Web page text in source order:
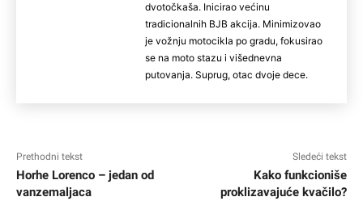
dvotočkaša. Inicirao većinu
tradicionalnih BJB akcija. Minimizovao
je vožnju motocikla po gradu, fokusirao
se na moto stazu i višednevna
putovanja. Suprug, otac dvoje dece.
Prethodni tekst
Horhe Lorenco – jedan od
vanzemaljaca
Sledeći tekst
Kako funkcioniše
proklizavajuće kvačilo?